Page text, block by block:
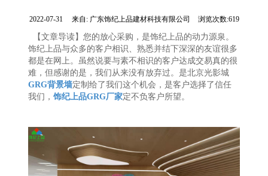
2022-07-31 来自: 广东饰纪上品建材科技有限公司 浏览次数:619
【文章导读】您的放心采购，是饰纪上品的动力源泉。
饰纪上品与众多的客户相识、熟悉并结下深深的友谊很多
都是在网上。虽然说要与素不相识的客户达成交易真的很
难，但感谢的是，我们从来没有放弃过。是北京光影城
GRG背景墙定制给了我们这个机会，是客户选择了信任
我们，饰纪上品GRG厂家定不负客户所望。